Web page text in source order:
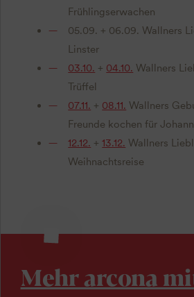
Frühlingserwachen
05.09. + 06.09. Wallners
Linster
03.10. + 04.10. Wallners
Trüffel
07.11. + 08.11. Wallners
Freunde kochen für
12.12. +13.12. Wallners
Weihnachtsreise
Mehr arcona